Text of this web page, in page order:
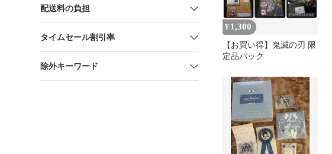
配送料の負担
タイムセール割引率
除外キーワード
¥ 1,300
【お買い得】鬼滅の刃 限
定品パック